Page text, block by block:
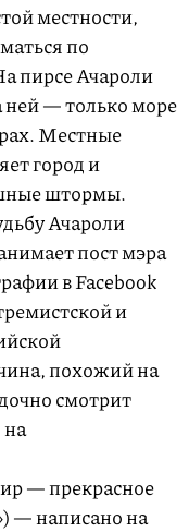
местности,
по
пирсе Ачароли
ней — только море
Местные
город и
штормы.
Ачароли
пост мэра
в Facebook
и
похожий на
смотрит
на
— прекрасное
— написано на